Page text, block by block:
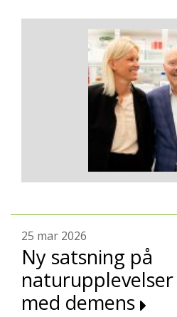
25 mar 2026
Ny satsning på
med demens